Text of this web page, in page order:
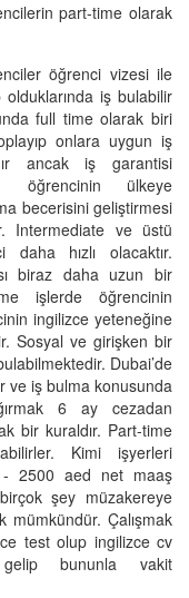
part-time olarak
öğrenci vizesi ile
iş bulabilir
full time olarak biri
onlara uygun iş
ancak iş garantisi
öğrencinin ülkeye
becerisini geliştirmesi
Intermediate ve üstü
hızlı olacaktır.
biraz daha uzun bir
işlerde öğrencinin
ingilizce yeteneğine
Sosyal ve girişken bir
Dubai’de
ve iş bulma konusunda
6 ay cezadan
bir kuraldır. Part-time
Kimi işyerleri
2500 aed net maaş
şey müzakereye
mümkündür. Çalışmak
test olup ingilizce cv
bununla vakit